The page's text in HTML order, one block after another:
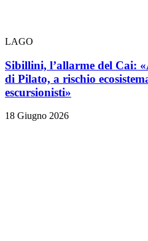
LAGO
Sibillini, l’allarme del Cai:
di Pilato, a rischio
escursionisti»
18 Giugno 2026